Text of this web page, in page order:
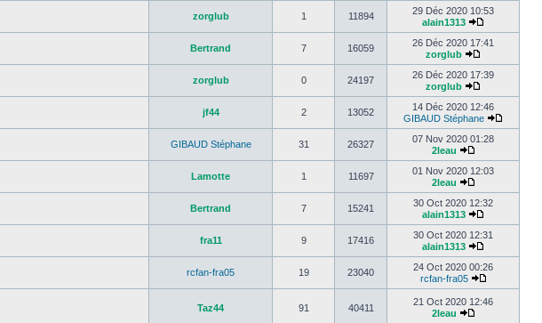
zorglub 1 11894
29 Déc 2020 10:53
alain1313
Bertrand 7 16059
26 Déc 2020 17:41
zorglub
zorglub 0 24197
26 Déc 2020 17:39
zorglub
jf44 2 13052
14 Déc 2020 12:46
GIBAUD Stéphane
GIBAUD Stéphane 31 26327
07 Nov 2020 01:28
2leau
Lamotte 1 11697
01 Nov 2020 12:03
2leau
Bertrand 7 15241
30 Oct 2020 12:32
alain1313
fra11 9 17416
30 Oct 2020 12:31
alain1313
rcfan-fra05 19 23040
24 Oct 2020 00:26
rcfan-fra05
Taz44 91 40411
21 Oct 2020 12:46
2leau